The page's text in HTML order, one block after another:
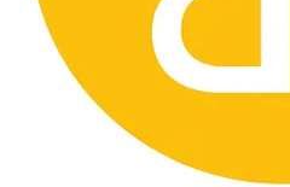
vilket är ett krav från oss.
Väljer man att buda utan att
rätten att avbryta köpet och du som
blir blockerad från framtida köp. Vi
att manipulera tullavgiften, då det
Länder vi inte skickar till är bland